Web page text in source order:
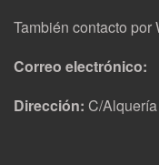
También contacto por
Correo electrónico:
Dirección: C/